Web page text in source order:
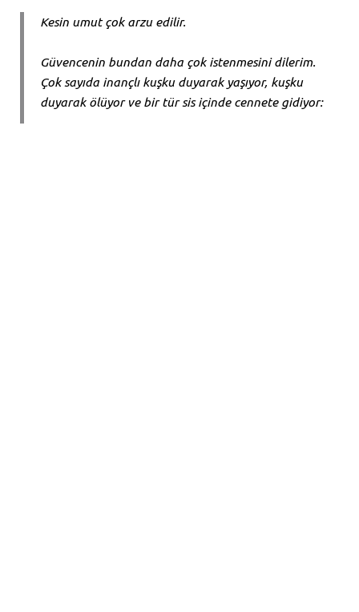
Kesin umut çok arzu edilir.
Güvencenin bundan daha çok istenmesini dilerim.
Çok sayıda inançlı kuşku duyarak yaşıyor, kuşku
duyarak ölüyor ve bir tür sis içinde cennete gidiyor: